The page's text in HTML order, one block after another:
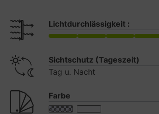
Lichtdurchlässigkeit :
Sichtschutz (Tageszeit)
Tag u. Nacht
Farbe